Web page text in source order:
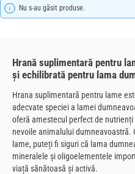
Nu s-au găsit produse.
Hrană suplimentară pentru
și echilibrată pentru lama
Hrana suplimentară pentru lame
adecvate speciei a lamei
oferă amestecul perfect de
nevoile animalului dumneavoastră.
lame, puteți fi siguri că lama
mineralele și oligoelementele
viață sănătoasă și activă.